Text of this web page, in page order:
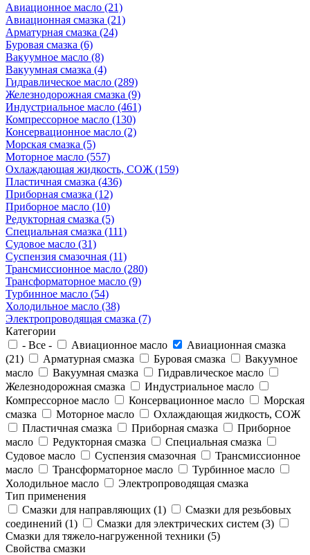
Авиационное масло (21)
Авиационная смазка (21)
Арматурная смазка (24)
Буровая смазка (6)
Вакуумное масло (8)
Вакуумная смазка (4)
Гидравлическое масло (289)
Железнодорожная смазка (9)
Индустриальное масло (461)
Компрессорное масло (130)
Консервационное масло (2)
Морская смазка (5)
Моторное масло (557)
Охлаждающая жидкость, СОЖ (159)
Пластичная смазка (436)
Приборная смазка (12)
Приборное масло (10)
Редукторная смазка (5)
Специальная смазка (111)
Судовое масло (31)
Суспензия смазочная (11)
Трансмиссионное масло (280)
Трансформаторное масло (9)
Турбинное масло (54)
Холодильное масло (38)
Электропроводящая смазка (7)
Категории
- Все -
Авиационное масло
Авиационная смазка
(21)
Арматурная смазка Буровая смазка
Вакуумное
масло
Вакуумная смазка
Гидравлическое масло
Железнодорожная смазка
Индустриальное масло
Компрессорное масло
Консервационное масло
Морская
смазка
Моторное масло
Охлаждающая жидкость, СОЖ
Пластичная смазка
Приборная смазка
Приборное
масло
Редукторная смазка
Специальная смазка
Судовое масло
Суспензия смазочная
Трансмиссионное
масло
Трансформаторное масло
Турбинное масло
Холодильное масло
Электропроводящая смазка
Тип применения
Смазки для направляющих (1)
Смазки для резьбовых
соединений (1)
Смазки для электрических систем (3)
Смазки для тяжело-нагруженной техники (5)
Свойства смазки